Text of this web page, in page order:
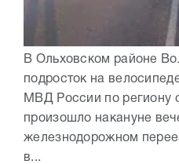
В Ольховском районе
подросток на
МВД России по региону
произошло накануне
железнодорожном
в...